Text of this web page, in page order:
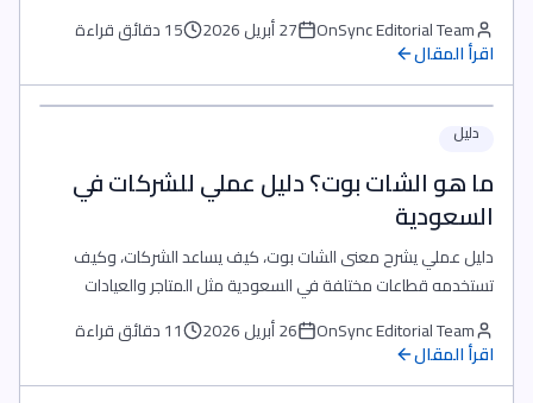
OnSync Editorial Team 27 أبريل 2026 15 دقائق قراءة
اقرأ المقال
دليل
ما هو الشات بوت؟ دليل عملي للشركات في
السعودية
دليل عملي يشرح معنى الشات بوت، كيف يساعد الشركات، وكيف
تستخدمه قطاعات مختلفة في السعودية مثل المتاجر والعيادات
والمطاعم والعقار والتعليم وخدمات السيارات.
OnSync Editorial Team 26 أبريل 2026 11 دقائق قراءة
اقرأ المقال